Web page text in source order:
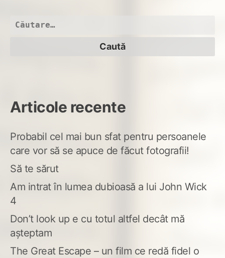
Caută
Articole recente
Probabil cel mai bun sfat pentru persoanele
care vor să se apuce de făcut fotografii!
Să te sărut
Am intrat în lumea dubioasă a lui John Wick
4
Don’t look up e cu totul altfel decât mă
așteptam
The Great Escape – un film ce redă fidel o